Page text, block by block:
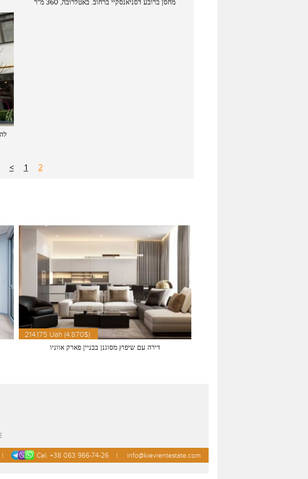
מחסן ברובע דסניאנסקיי ברחוב. באטלרובה, 360 מ"ר
< 1 2
214.175 Uah (4.870$)
דירה עם שיפוץ מסוגנן בבניין פארק אווניו
Cel. +38 063 966-74-26 info@kievrentestate.com